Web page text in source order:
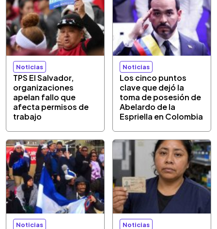
Noticias
TPS El Salvador,
organizaciones
apelan fallo que
afecta permisos de
trabajo
Noticias
Los cinco puntos
clave que dejó la
toma de posesión de
Abelardo de la
Espriella en Colombia
Noticias Noticias